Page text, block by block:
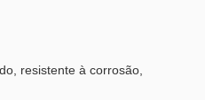
resistente à corrosão,